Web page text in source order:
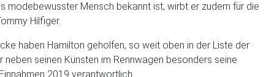
modebewusster Mensch bekannt ist, wirbt er zudem für die
Hilfiger.
haben Hamilton geholfen, so weit oben in der Liste der
seinen Künsten im Rennwagen besonders seine
2019 verantwortlich.